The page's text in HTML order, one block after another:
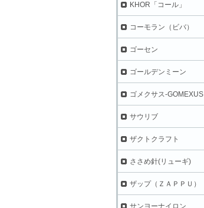
KHOR「コール」
コーモラン（ビバ）
ゴーセン
ゴールデンミーン
ゴメクサス-GOMEXUS
サウリブ
ザクトクラフト
ささめ針(リューギ)
ザップ（ＺＡＰＰＵ）